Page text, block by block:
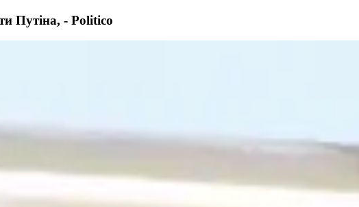
Путіна, - Politico